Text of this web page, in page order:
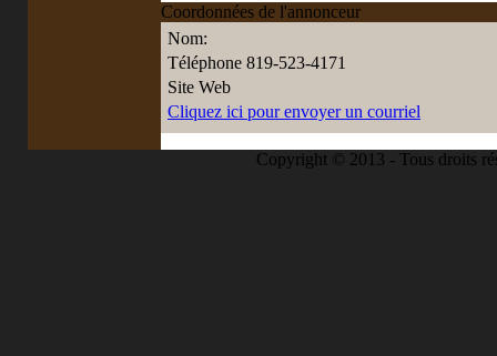
Coordonnées de l'annonceur
Nom:
Téléphone 819-523-4171
Site Web
Cliquez ici pour envoyer un courriel
Copyright © 2013 - Tous droits